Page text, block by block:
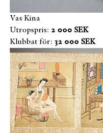
Vas Kina
Utropspris: 2 000 SEK
Klubbat för: 32 000 SEK